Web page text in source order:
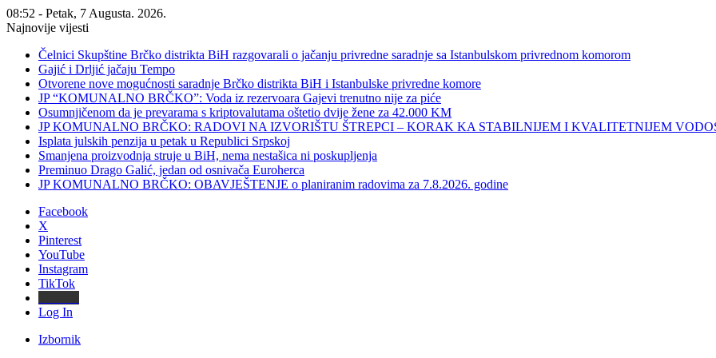
08:52 - Petak, 7 Augusta. 2026.
Najnovije vijesti
Čelnici Skupštine Brčko distrikta BiH razgovarali o jačanju privredne saradnje sa Istanbulskom privrednom komorom
Gajić i Drljić jačaju Tempo
Otvorene nove mogućnosti saradnje Brčko distrikta BiH i Istanbulske privredne komore
JP “KOMUNALNO BRČKO”: Voda iz rezervoara Gajevi trenutno nije za piće
Osumnjičenom da je prevarama s kriptovalutama oštetio dvije žene za 42.000 KM
JP KOMUNALNO BRČKO: RADOVI NA IZVORIŠTU ŠTREPCI – KORAK KA STABILNIJEM I KVALITETNIJEM
Isplata julskih penzija u petak u Republici Srpskoj
Smanjena proizvodnja struje u BiH, nema nestašica ni poskupljenja
Preminuo Drago Galić, jedan od osnivača Euroherca
JP KOMUNALNO BRČKO: OBAVJEŠTENJE o planiranim radovima za 7.8.2026. godine
Facebook
X
Pinterest
YouTube
Instagram
TikTok
Log In
Izbornik